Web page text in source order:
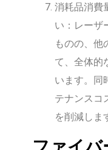
消耗品消費
い：レーザ
ものの、他
て、全体的
います。同
テナンスコ
を削減しま